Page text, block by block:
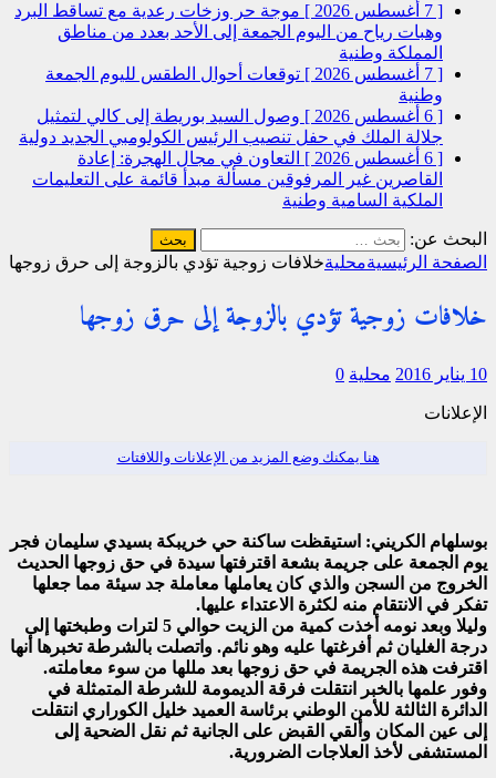
[ 7 أغسطس 2026 ]
موجة حر وزخات رعدية مع تساقط البرد
وهبات رياح من اليوم الجمعة إلى الأحد بعدد من مناطق
المملكة وطنية
[ 7 أغسطس 2026 ]
توقعات أحوال الطقس لليوم الجمعة
وطنية
[ 6 أغسطس 2026 ]
وصول السيد بوريطة إلى كالي لتمثيل
جلالة الملك في حفل تنصيب الرئيس الكولومبي الجديد دولية
[ 6 أغسطس 2026 ]
التعاون في مجال الهجرة: إعادة
القاصرين غير المرفوقين مسألة مبدأ قائمة على التعليمات
الملكية السامية وطنية
البحث عن:
الصفحة الرئيسيةمحليةخلافات زوجية تؤدي بالزوجة إلى حرق زوجها
خلافات زوجية تؤدي بالزوجة إلى حرق زوجها
10 يناير 2016 محلية 0
الإعلانات
هنا يمكنك وضع المزيد من الإعلانات واللافتات
بوسلهام الكريني: استيقظت ساكنة حي خريبكة بسيدي سليمان فجر
يوم الجمعة على جريمة بشعة اقترفتها سيدة في حق زوجها الحديث
الخروج من السجن والذي كان يعاملها معاملة جد سيئة مما جعلها
تفكر في الانتقام منه لكثرة الاعتداء عليها.
وليلا وبعد نومه أخذت كمية من الزيت حوالي 5 لترات وطبختها إلى
درجة الغليان ثم أفرغتها عليه وهو نائم. واتصلت بالشرطة تخبرها أنها
اقترفت هذه الجريمة في حق زوجها بعد مللها من سوء معاملته.
وفور علمها بالخبر انتقلت فرقة الديمومة للشرطة المتمثلة في
الدائرة الثالثة للأمن الوطني برئاسة العميد خليل الكوراري انتقلت
إلى عين المكان وألقي القبض على الجانية ثم نقل الضحية إلى
المستشفى لأخذ العلاجات الضرورية.